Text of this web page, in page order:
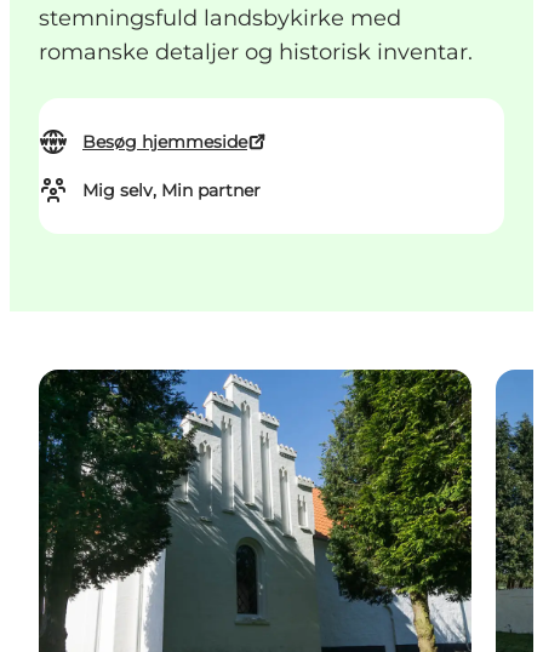
stemningsfuld landsbykirke med
romanske detaljer og historisk inventar.
Besøg hjemmeside
Mig selv, Min partner